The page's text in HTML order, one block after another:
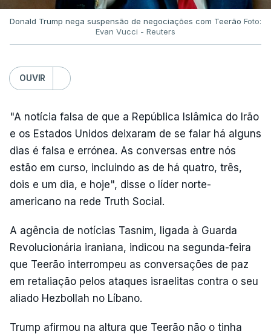
Donald Trump nega suspensão de negociações com Teerão Foto:
Evan Vucci - Reuters
OUVIR
"A notícia falsa de que a República Islâmica do Irão
e os Estados Unidos deixaram de se falar há alguns
dias é falsa e errónea. As conversas entre nós
estão em curso, incluindo as de há quatro, três,
dois e um dia, e hoje", disse o líder norte-
americano na rede Truth Social.
A agência de notícias Tasnim, ligada à Guarda
Revolucionária iraniana, indicou na segunda-feira
que Teerão interrompeu as conversações de paz
em retaliação pelos ataques israelitas contra o seu
aliado Hezbollah no Líbano.
Trump afirmou na altura que Teerão não o tinha